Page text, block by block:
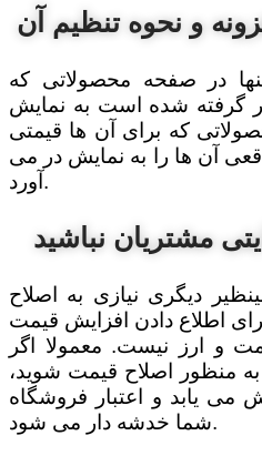
و نحوه تنظیم آن
در صفحه محصولاتی که
گرفته شده است به نمایش
که برای آن ها قیمتی
آن ها را به نمایش در می
آورد.
دیگری نیازی به اصلاح
اطلاع دادن افزایش قیمت
و ارز نیست. معمولا اگر
منظور اصلاح قیمت شوید،
می یابد و اعتبار فروشگاه
شما خدشه دار می شود.